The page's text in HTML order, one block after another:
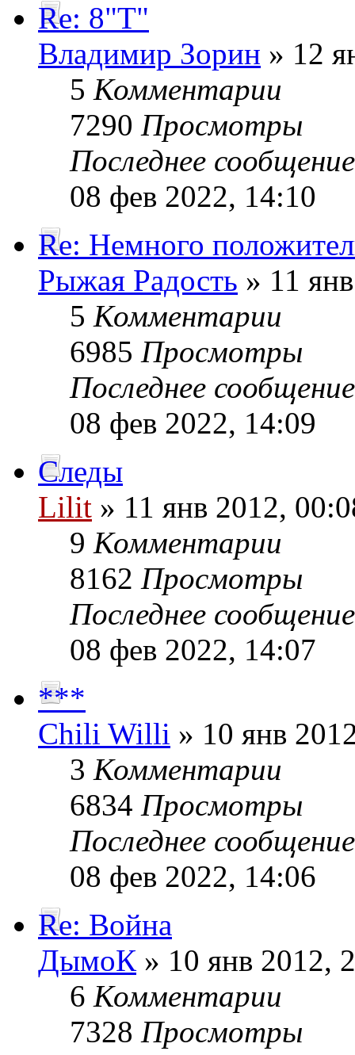
Re: 8"Т"
Владимир Зорин » 12
5 Комментарии
7290 Просмотры
Последнее
08 фев 2022, 14:10
Re: Немного
Рыжая Радость » 11
5 Комментарии
6985 Просмотры
Последнее
08 фев 2022, 14:09
Следы
Lilit » 11 янв 2012,
9 Комментарии
8162 Просмотры
Последнее
08 фев 2022, 14:07
***
Chili Willi » 10 янв
3 Комментарии
6834 Просмотры
Последнее
08 фев 2022, 14:06
Re: Война
ДымоК » 10 янв 2012,
6 Комментарии
7328 Просмотры